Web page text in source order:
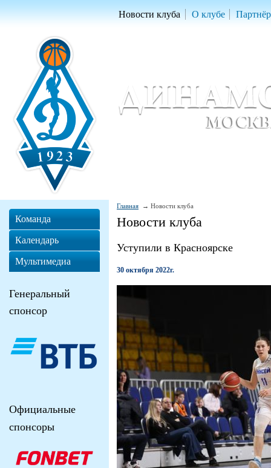
Новости клуба О клубе
Главная Новости клуба
Новости клуба
Уступили в Красноярске
30 октября 2022г.
Команда
Календарь
Мультимедиа
Генеральный
спонсор
Официальные
спонсоры